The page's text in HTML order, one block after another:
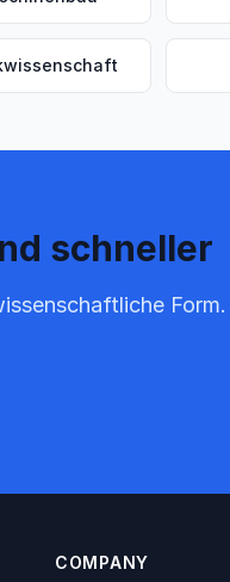
schneller
Form.
COMPANY